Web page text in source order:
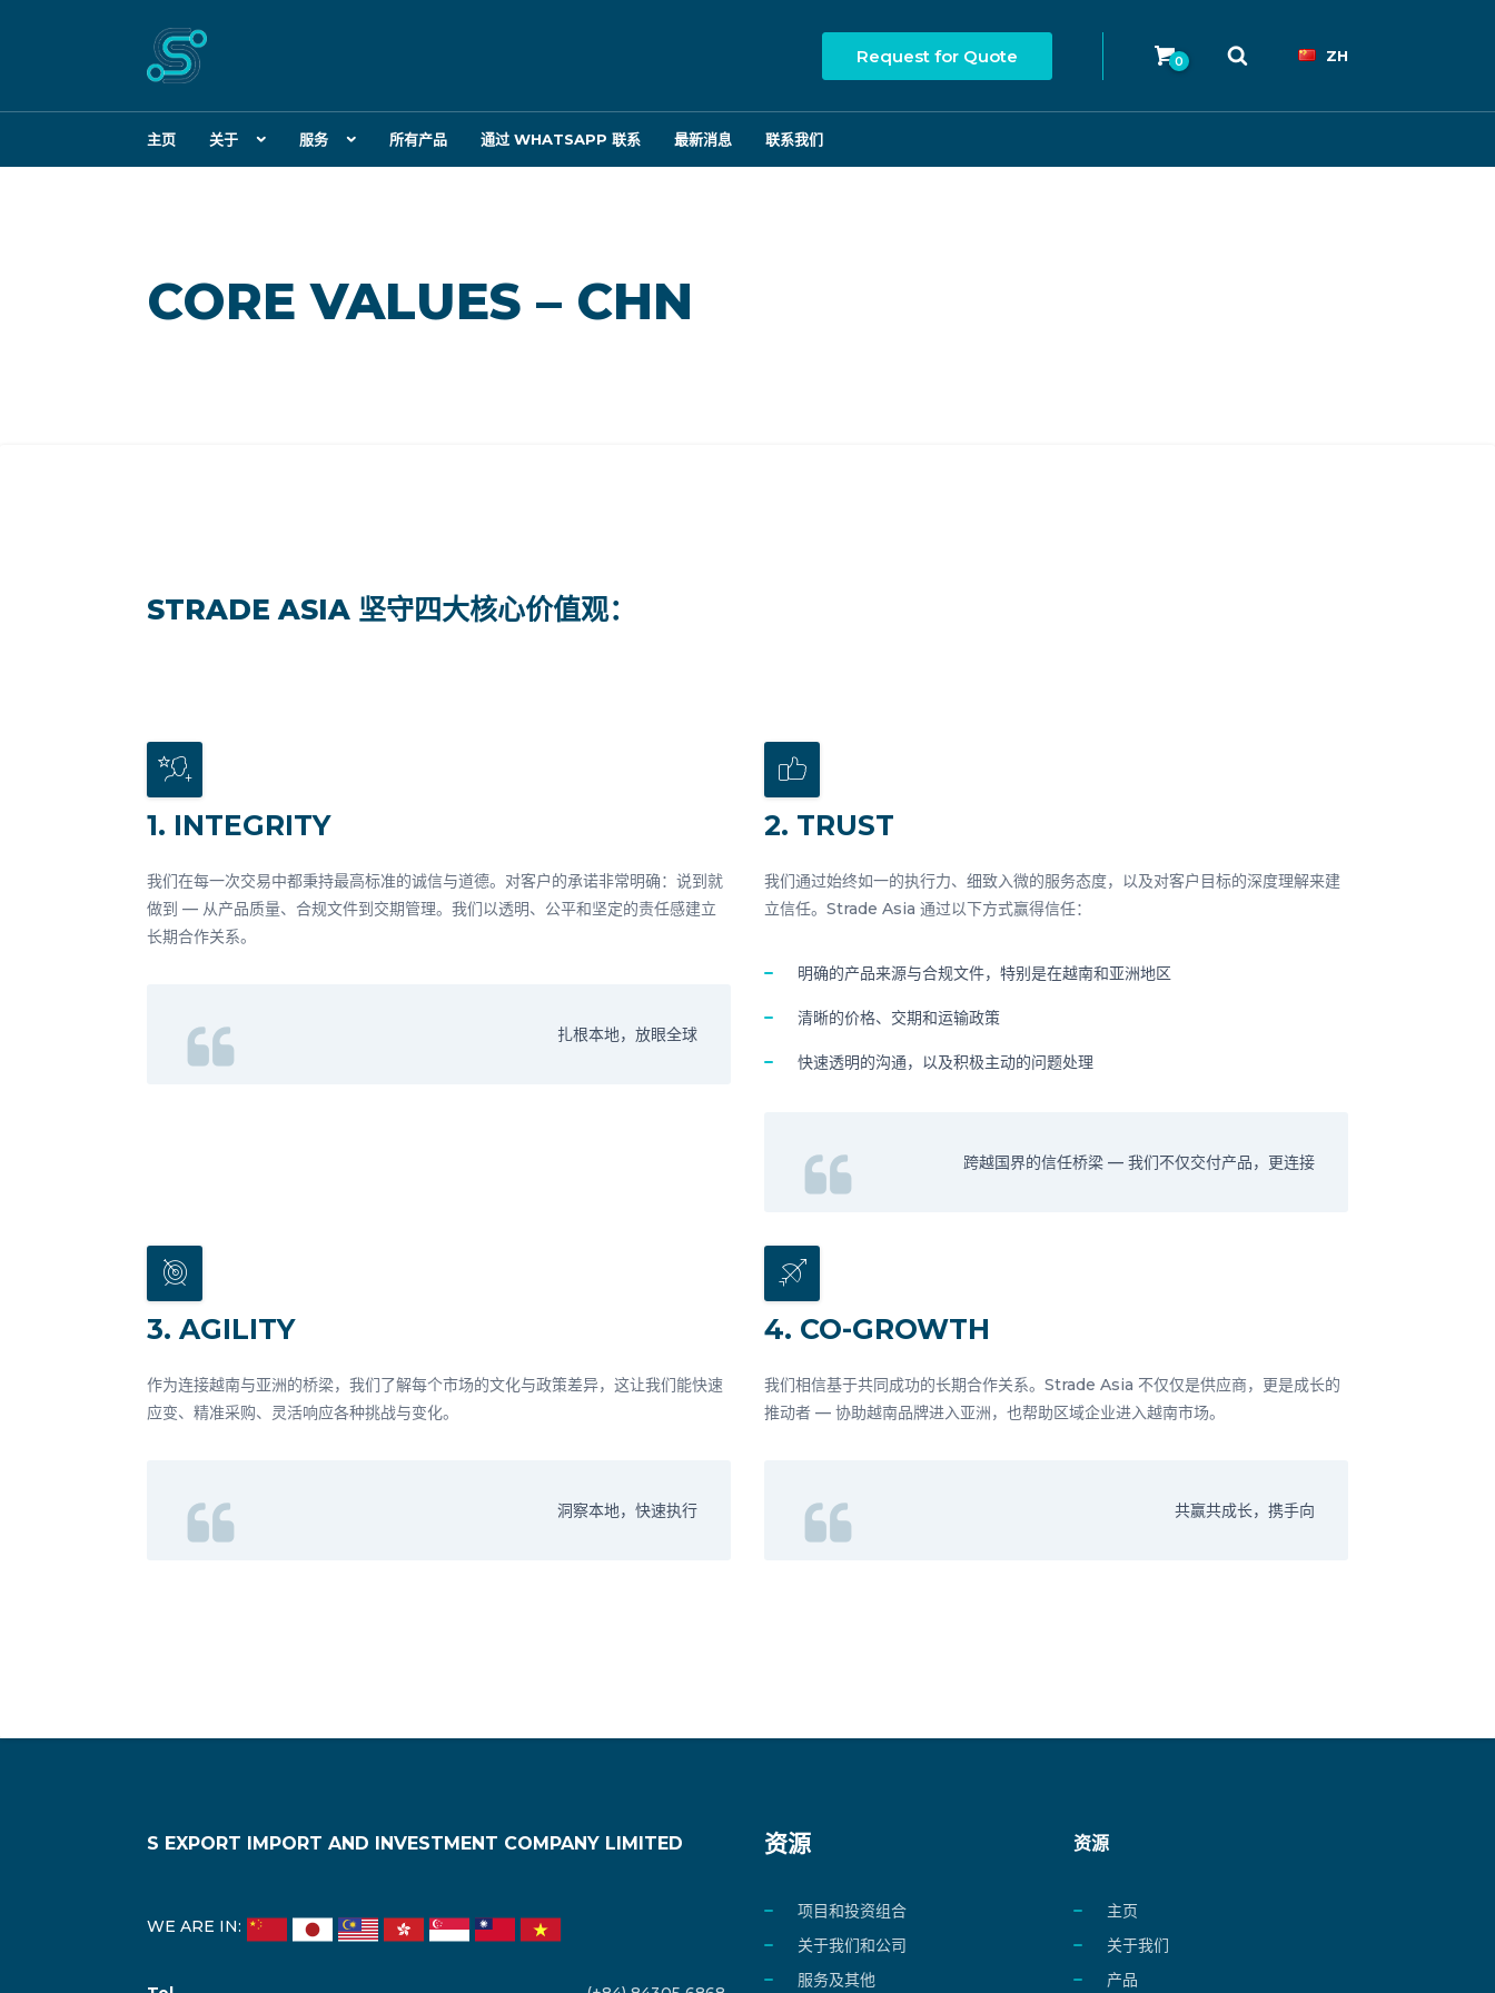
主页 关于 服务 所有产品 通过 WHATSAPP 联系 最新消息 联系我们
Request for Quote 0 ZH
CORE VALUES – CHN
STRADE ASIA 坚守四大核心价值观：
1. INTEGRITY
我们在每一次交易中都秉持最高标准的诚信与道德。对客户的承诺非常明确：说到就
做到 — 从产品质量、合规文件到交期管理。我们以透明、公平和坚定的责任感建立
长期合作关系。
扎根本地，放眼全球
2. TRUST
我们通过始终如一的执行力、细致入微的服务态度，以及对客户目标的深度理解来建
立信任。Strade Asia 通过以下方式赢得信任：
明确的产品来源与合规文件，特别是在越南和亚洲地区
清晰的价格、交期和运输政策
快速透明的沟通，以及积极主动的问题处理
跨越国界的信任桥梁 — 我们不仅交付产品，更连接
3. AGILITY
作为连接越南与亚洲的桥梁，我们了解每个市场的文化与政策差异，这让我们能快速
应变、精准采购、灵活响应各种挑战与变化。
洞察本地，快速执行
4. CO-GROWTH
我们相信基于共同成功的长期合作关系。Strade Asia 不仅仅是供应商，更是成长的
推动者 — 协助越南品牌进入亚洲，也帮助区域企业进入越南市场。
共赢共成长，携手向
S EXPORT IMPORT AND INVESTMENT COMPANY LIMITED
WE ARE IN:
资源
项目和投资组合
关于我们和公司
服务及其他
资源
主页
关于我们
产品